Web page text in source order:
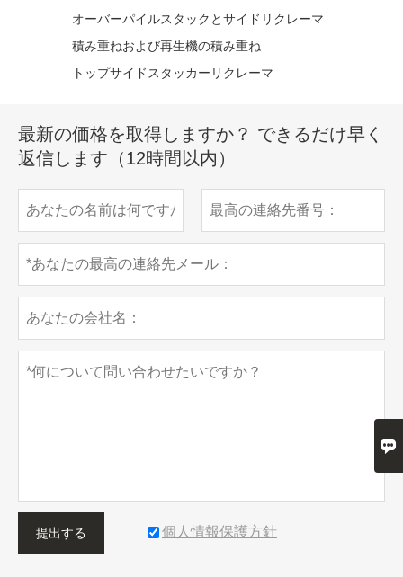
オーバーパイルスタックとサイドリクレーマ
積み重ねおよび再生機の積み重ね
トップサイドスタッカーリクレーマ
最新の価格を取得しますか？ できるだけ早く
返信します（12時間以内）
提出する 個人情報保護方針
